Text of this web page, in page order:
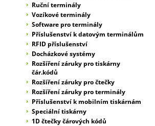
Ruční terminály
Vozíkové terminály
Software pro terminály
Příslušenství k datovým terminálům
RFID příslušenství
Docházkové systémy
Rozšíření záruky pro tiskárny
čár.kódů
Rozšíření záruky pro čtečky
Rozšíření záruky pro terminály
Příslušenství k mobilním tiskárnám
Speciální tiskárny
1D čtečky čárových kódů